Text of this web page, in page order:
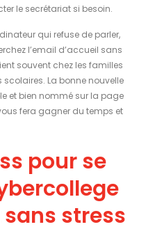
le secrétariat si besoin.
qui refuse de parler,
l’email d’accueil sans
souvent chez les familles
scolaires. La bonne nouvelle
et bien nommé sur la page
fera gagner du temps et
pour se
stress